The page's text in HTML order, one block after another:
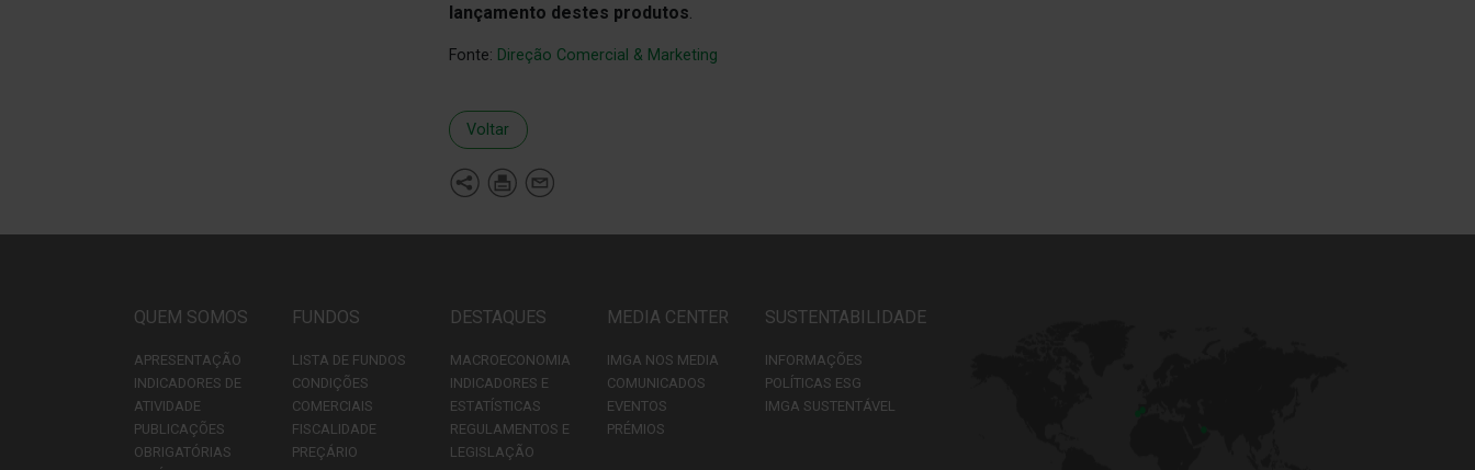
lançamento destes produtos
Fonte: Direção Comercial & Marketing
Voltar
QUEM SOMOS
APRESENTAÇÃO
INDICADORES DE
ATIVIDADE
PUBLICAÇÕES
OBRIGATÓRIAS
FUNDOS
LISTA DE FUNDOS
CONDIÇÕES
COMERCIAIS
FISCALIDADE
PREÇÁRIO
DESTAQUES
MACROECONOMIA
INDICADORES E
ESTATÍSTICAS
REGULAMENTOS E
LEGISLAÇÃO
MEDIA CENTER
IMGA NOS MEDIA
COMUNICADOS
EVENTOS
PRÉMIOS
SUSTENTABILIDADE
INFORMAÇÕES
POLÍTICAS ESG
IMGA SUSTENTÁVEL